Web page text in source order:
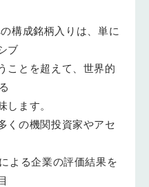
構成銘柄入りは、単に
ブ
ことを超えて、世界的
します。
くの機関投資家やアセ
よる企業の評価結果を